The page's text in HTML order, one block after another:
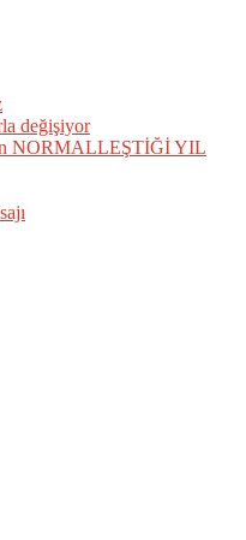
değişiyor
NORMALLEŞTİĞİ YIL